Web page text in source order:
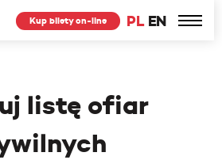
PL EN
Kup bilety on-line
listę ofiar